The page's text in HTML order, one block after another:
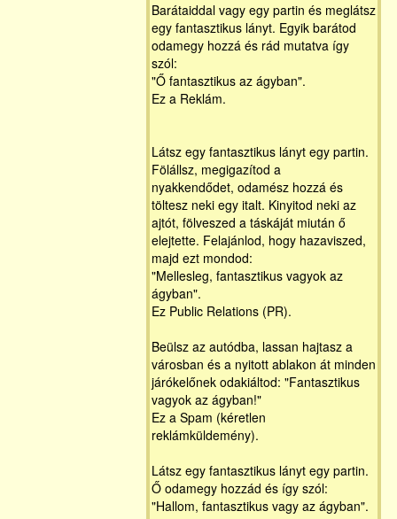
Barátaiddal vagy egy partin és meglátsz
egy fantasztikus lányt. Egyik barátod
odamegy hozzá és rád mutatva így
szól:
"Ő fantasztikus az ágyban".
Ez a Reklám.
Látsz egy fantasztikus lányt egy partin.
Fölállsz, megigazítod a
nyakkendődet, odamész hozzá és
töltesz neki egy italt. Kinyitod neki az
ajtót, fölveszed a táskáját miután ő
elejtette. Felajánlod, hogy hazaviszed,
majd ezt mondod:
"Mellesleg, fantasztikus vagyok az
ágyban".
Ez Public Relations (PR).
Beülsz az autódba, lassan hajtasz a
városban és a nyitott ablakon át minden
járókelőnek odakiáltod: "Fantasztikus
vagyok az ágyban!"
Ez a Spam (kéretlen
reklámküldemény).
Látsz egy fantasztikus lányt egy partin.
Ő odamegy hozzád és így szól:
"Hallom, fantasztikus vagy az ágyban".